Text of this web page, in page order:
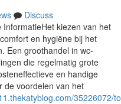
Discuss
kiezen van het
en hygiëne bij het
Een groothandel in wc-
die regelmatig grote
en handige
de voordelen van het
35226072/